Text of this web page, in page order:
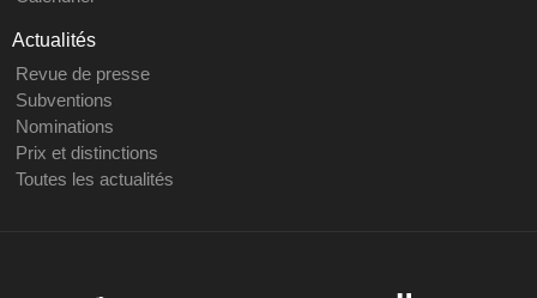
Actualités
Revue de presse
Subventions
Nominations
Prix et distinctions
Toutes les actualités